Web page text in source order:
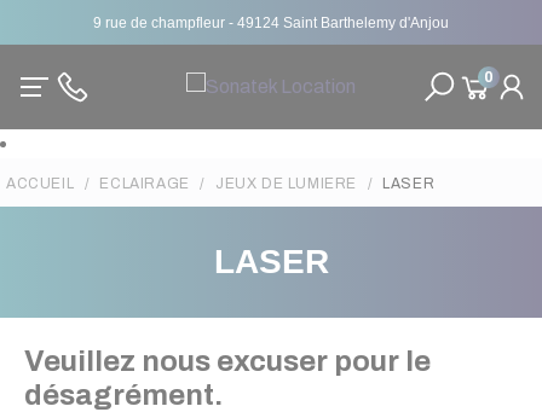
9 rue de champfleur - 49124 Saint Barthelemy d'Anjou
0
ACCUEIL ECLAIRAGE JEUX DE LUMIERE LASER
LASER
Veuillez nous excuser pour le
désagrément.